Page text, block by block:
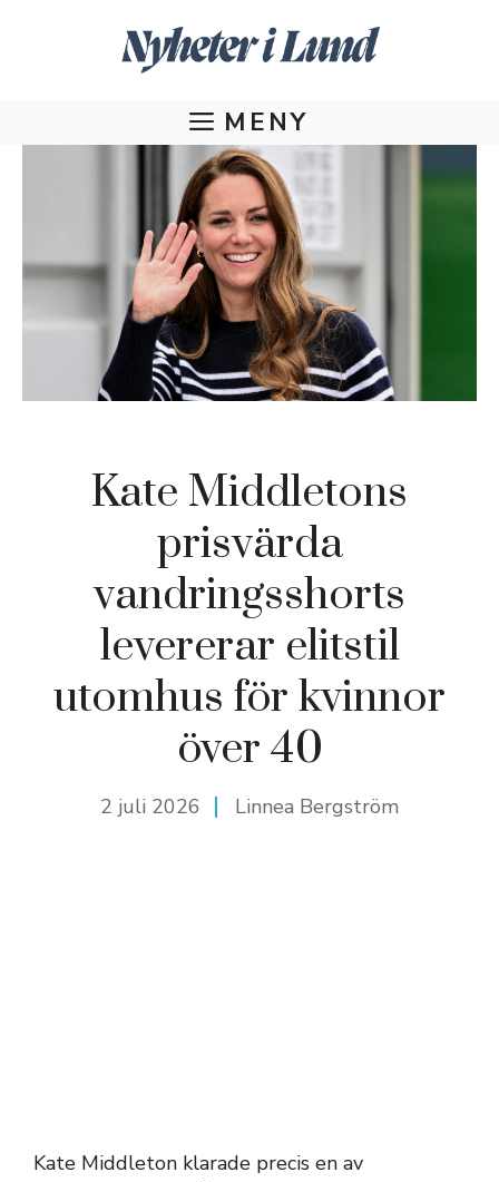
MENY
Kate Middletons
prisvärda
vandringsshorts
levererar elitstil
utomhus för kvinnor
över 40
2 juli 2026 Linnea Bergström
Kate Middleton klarade precis en av